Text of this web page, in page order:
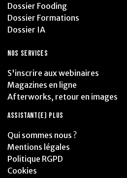
Dossier Fooding
Dossier Formations
Dossier IA
NOS SERVICES
S'inscrire aux webinaires
Magazines en ligne
Afterworks, retour en images
ASSISTANT(E) PLUS
Qui sommes nous ?
Mentions légales
Politique RGPD
Cookies